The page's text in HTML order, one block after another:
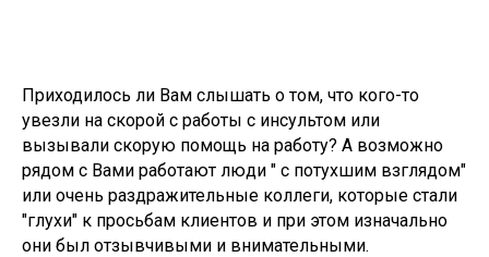
Приходилось ли Вам слышать о том, что кого-то
увезли на скорой с работы с инсультом или
вызывали скорую помощь на работу? А возможно
рядом с Вами работают люди " с потухшим взглядом"
или очень раздражительные коллеги, которые стали
"глухи" к просьбам клиентов и при этом изначально
они был отзывчивыми и внимательными.